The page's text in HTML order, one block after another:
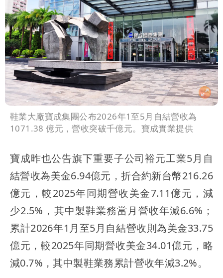
鞋業大廠寶成集團公布2026年1至5月自結營收為
1071.38 億元，營收突破千億元。寶成實業提供
寶成昨也公告旗下重要子公司裕元工業5月自
結營收為美金6.94億元，折合約新台幣216.26
億元，較2025年同期營收美金7.11億元，減
少2.5%，其中製鞋業務當月營收年減6.6%；
累計2026年1月至5月自結營收則為美金33.75
億元，較2025年同期營收美金34.01億元，略
減0.7%，其中製鞋業務累計營收年減3.2%。